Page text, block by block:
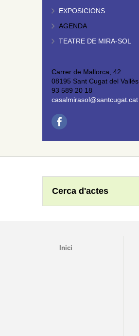
EXPOSICIONS
AGENDA
TEATRE DE MIRA-SOL
Carrer de Mallorca, 42
08195 Sant Cugat del Vallès
93 589 20 18
casalmirasol@santcugat.cat
Cerca d'actes
Inici